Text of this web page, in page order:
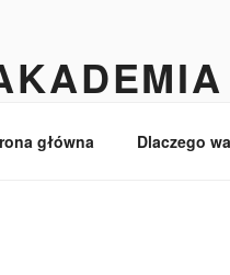
główna Dlaczego